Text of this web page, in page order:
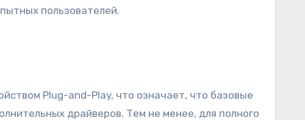
пользователей.
Plug-and-Play, что означает, что базовые
драйверов. Тем не менее, для полного